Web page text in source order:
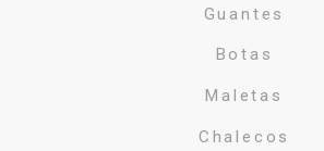
Guantes
Botas
Maletas
Chalecos